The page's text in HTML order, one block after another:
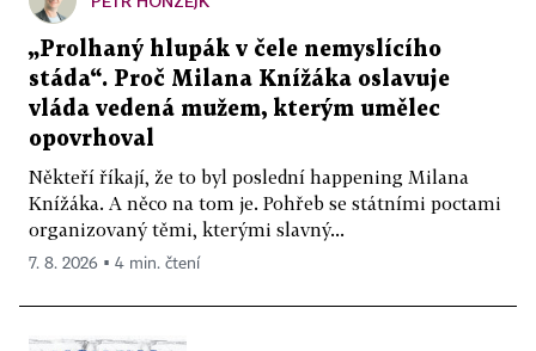
„Prolhaný hlupák v čele nemyslícího
stáda“. Proč Milana Knížáka oslavuje
vláda vedená mužem, kterým umělec
opovrhoval
Někteří říkají, že to byl poslední happening Milana
Knížáka. A něco na tom je. Pohřeb se státními poctami
organizovaný těmi, kterými slavný...
7. 8. 2026 ▪ 4 min. čtení